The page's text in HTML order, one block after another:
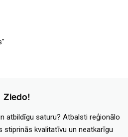
Ziedo!
atbildīgu saturu? Atbalsti reģionālo
stiprinās kvalitatīvu un neatkarīgu